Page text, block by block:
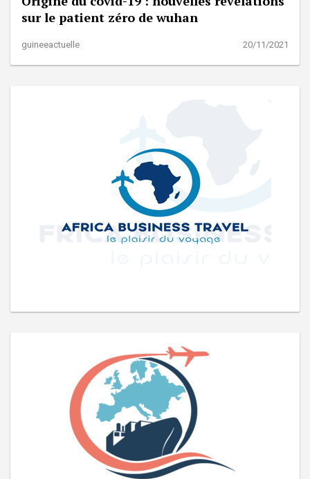
sur le patient zéro de wuhan
guineeactuelle 20/11/2021